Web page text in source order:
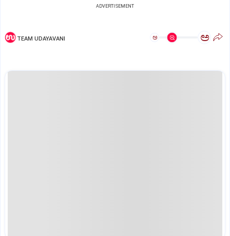
ADVERTISEMENT
TEAM UDAYAVANI ಅ ಅ